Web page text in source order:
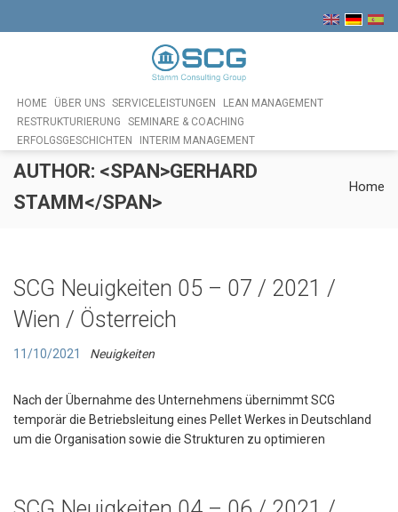
HOME ÜBER UNS SERVICELEISTUNGEN
LEAN MANAGEMENT
RESTRUKTURIERUNG
SEMINARE & COACHING
ERFOLGSGESCHICHTEN
INTERIM MANAGEMENT
AUTHOR: <SPAN>GERHARD
STAMM</SPAN>
Home
SCG Neuigkeiten 05 – 07 / 2021 /
Wien / Österreich
11/10/2021 Neuigkeiten
Nach der Übernahme des Unternehmens übernimmt SCG
temporär die Betriebsleitung eines Pellet Werkes in Deutschland
um die Organisation sowie die Strukturen zu optimieren